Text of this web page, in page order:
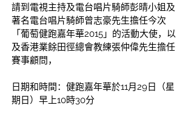
請到電視主持及電台唱片騎師彭晴小姐及
著名電台唱片騎師曾志豪先生擔任今次
「葡萄健跑嘉年華2015」的活動大使，以
及香港業餘田徑總會教練張仲偉先生擔任
賽事顧問，
日期和時間：健跑嘉年華於11月29日（星
期日）早上10時30分